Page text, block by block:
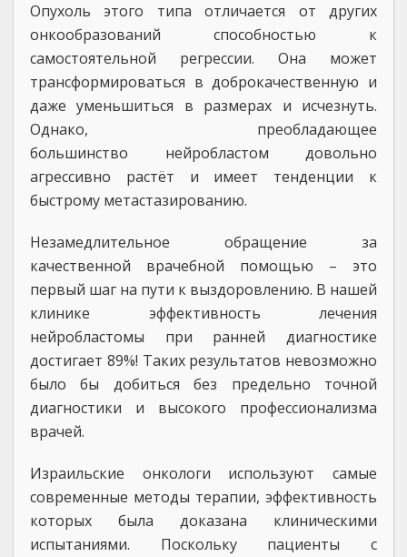
Опухоль этого типа отличается от других
онкообразований способностью к
самостоятельной регрессии. Она может
трансформироваться в доброкачественную и
даже уменьшиться в размерах и исчезнуть.
Однако, преобладающее
большинство нейробластом довольно
агрессивно растёт и имеет тенденции к
быстрому метастазированию.
Незамедлительное обращение за
качественной врачебной помощью – это
первый шаг на пути к выздоровлению. В нашей
клинике эффективность лечения
нейробластомы при ранней диагностике
достигает 89%! Таких результатов невозможно
было бы добиться без предельно точной
диагностики и высокого профессионализма
врачей.
Израильские онкологи используют самые
современные методы терапии, эффективность
которых была доказана клиническими
испытаниями. Поскольку пациенты с